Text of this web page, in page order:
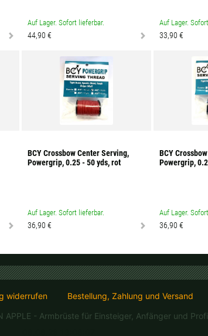
Auf Lager. Sofort lieferbar.
44,90 €
Auf Lager.
33,90 €
BCY Crossbow Center Serving,
Powergrip, 0.25 - 50 yds, rot
Auf Lager. Sofort lieferbar.
36,90 €
BCY
Powergrip,
Auf Lager.
36,90 €
widerrufen Bestellung, Zahlung und Versand
APPLE - Armbrüste für Einsteiger, Anfänger und